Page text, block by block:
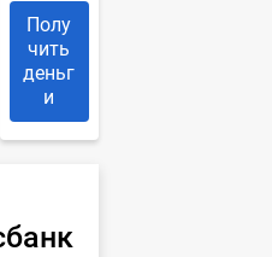
Полу
чить
деньг
и